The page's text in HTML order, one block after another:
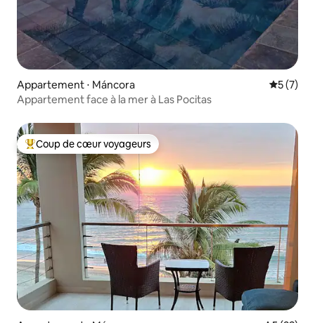
Appartement ⋅ Máncora
5 (7)
Appartement face à la mer à Las Pocitas
Coups de cœur voyageurs les plus appréciés
Coup de cœur voyageurs